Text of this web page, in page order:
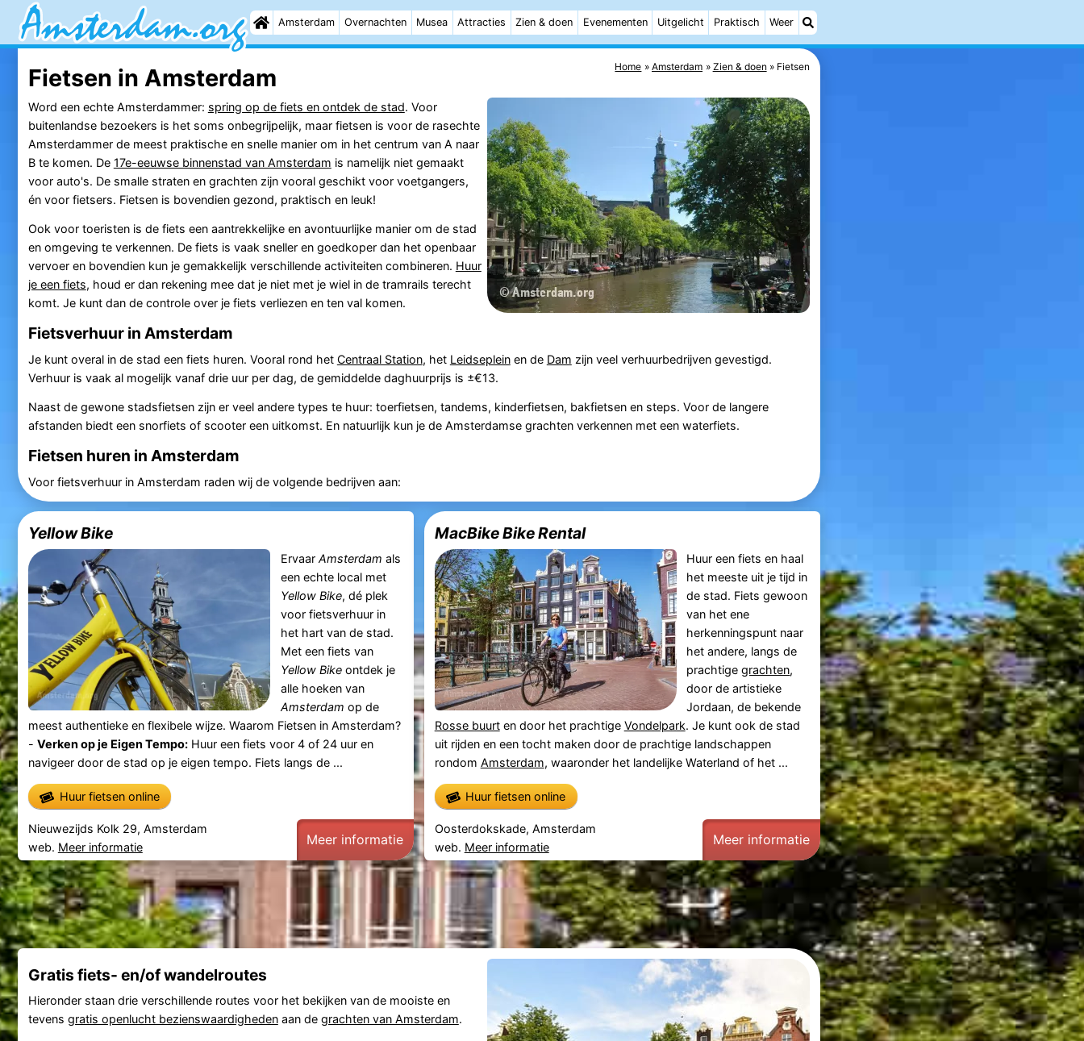
Amsterdam Overnachten Musea Attracties Zien & doen Evenementen Uitgelicht Praktisch Weer
Home Amsterdam Zien & doen Fietsen
Fietsen in Amsterdam
Word een echte Amsterdammer: spring op de fiets en ontdek de stad. Voor
buitenlandse bezoekers is het soms onbegrijpelijk, maar fietsen is voor de rasechte
Amsterdammer de meest praktische en snelle manier om in het centrum van A naar
B te komen. De 17e-eeuwse binnenstad van Amsterdam is namelijk niet gemaakt
voor auto's. De smalle straten en grachten zijn vooral geschikt voor voetgangers,
én voor fietsers. Fietsen is bovendien gezond, praktisch en leuk!
Ook voor toeristen is de fiets een aantrekkelijke en avontuurlijke manier om de stad
en omgeving te verkennen. De fiets is vaak sneller en goedkoper dan het openbaar
vervoer en bovendien kun je gemakkelijk verschillende activiteiten combineren. Huur
je een fiets, houd er dan rekening mee dat je niet met je wiel in de tramrails terecht
komt. Je kunt dan de controle over je fiets verliezen en ten val komen.
Fietsverhuur in Amsterdam
Je kunt overal in de stad een fiets huren. Vooral rond het Centraal Station, het Leidsepleinen de Dam zijn veel verhuurbedrijven gevestigd.
Verhuur is vaak al mogelijk vanaf drie uur per dag, de gemiddelde daghuurprijs is ±€13.
Naast de gewone stadsfietsen zijn er veel andere types te huur: toerfietsen, tandems, kinderfietsen, bakfietsen en steps. Voor de langere
afstanden biedt een snorfiets of scooter een uitkomst. En natuurlijk kun je de Amsterdamse grachten verkennen met een waterfiets.
Fietsen huren in Amsterdam
Voor fietsverhuur in Amsterdam raden wij de volgende bedrijven aan:
Yellow Bike
Ervaar Amsterdam als
een echte local met
Yellow Bike, dé plek
voor fietsverhuur in
het hart van de stad.
Met een fiets van
Yellow Bikeontdek je
alle hoeken van
Amsterdam op de
meest authentieke en flexibele wijze. Waarom Fietsen in Amsterdam?
- Verken op je Eigen Tempo:Huur een fiets voor 4 of 24 uur en
navigeer door de stad op je eigen tempo. Fiets langs de ...
Huur fietsen online
Nieuwezijds Kolk 29, Amsterdam
web. Meer informatie Meer informatie
MacBike Bike Rental
Huur een fiets en haal
het meeste uit je tijd in
de stad. Fiets gewoon
van het ene
herkenningspunt naar
het andere, langs de
prachtigegrachten,
door de artistieke
Jordaan, de bekende
Rosse buurten door het prachtige Vondelpark. Je kunt ook de stad
uit rijden en een tocht maken door de prachtige landschappen
rondom Amsterdam, waaronder het landelijke Waterland of het ...
Huur fietsen online
Oosterdokskade, Amsterdam
web. Meer informatie Meer informatie
Gratis fiets- en/of wandelroutes
Hieronder staan drie verschillende routes voor het bekijken van de mooiste en
tevens gratis openlucht bezienswaardighedenaan de grachten van Amsterdam.